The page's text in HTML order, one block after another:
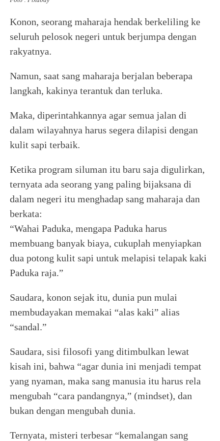
Konon, seorang maharaja hendak berkeliling ke
seluruh pelosok negeri untuk berjumpa dengan
rakyatnya.
Namun, saat sang maharaja berjalan beberapa
langkah, kakinya terantuk dan terluka.
Maka, diperintahkannya agar semua jalan di
dalam wilayahnya harus segera dilapisi dengan
kulit sapi terbaik.
Ketika program siluman itu baru saja digulirkan,
ternyata ada seorang yang paling bijaksana di
dalam negeri itu menghadap sang maharaja dan
berkata:
“Wahai Paduka, mengapa Paduka harus
membuang banyak biaya, cukuplah menyiapkan
dua potong kulit sapi untuk melapisi telapak kaki
Paduka raja.”
Saudara, konon sejak itu, dunia pun mulai
membudayakan memakai “alas kaki” alias
“sandal.”
Saudara, sisi filosofi yang ditimbulkan lewat
kisah ini, bahwa “agar dunia ini menjadi tempat
yang nyaman, maka sang manusia itu harus rela
mengubah “cara pandangnya,” (mindset), dan
bukan dengan mengubah dunia.
Ternyata, misteri terbesar “kemalangan sang